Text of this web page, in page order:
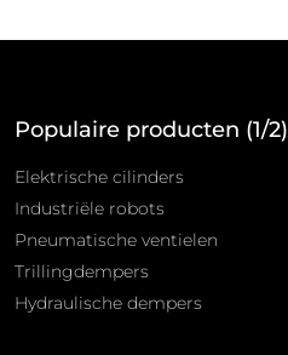
Populaire producten (1/2)
Elektrische cilinders
Industriële robots
Pneumatische ventielen
Trillingdempers
Hydraulische dempers